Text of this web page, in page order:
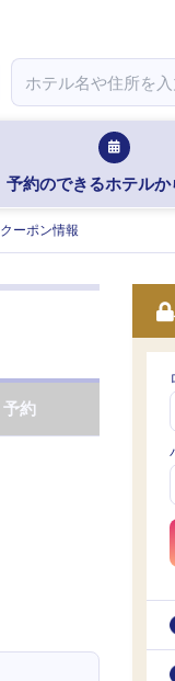
予約のできるホテルか
クーポン情報
予約